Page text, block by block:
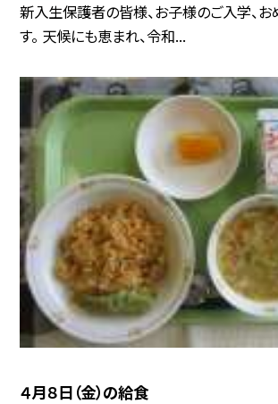
新入生保護者の皆様、お子様のご入学、お
す。 天候にも恵まれ、令和...
４月８日（金）の給食